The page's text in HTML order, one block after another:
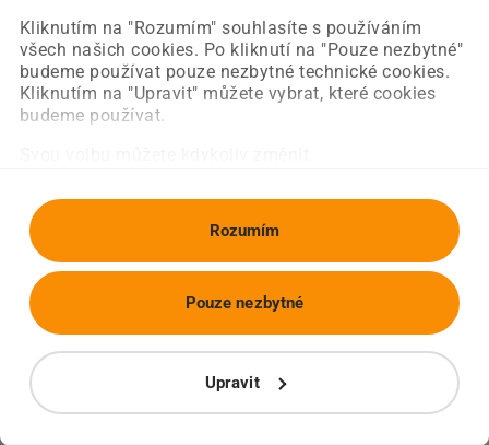
Kliknutím na "Rozumím" souhlasíte s používáním
všech našich cookies. Po kliknutí na "Pouze nezbytné"
budeme používat pouze nezbytné technické cookies.
Kliknutím na "Upravit" můžete vybrat, které cookies
budeme používat.
Rozumím
Upravit
Pouze nezbytné
Obnovit stránku Úvodní strana